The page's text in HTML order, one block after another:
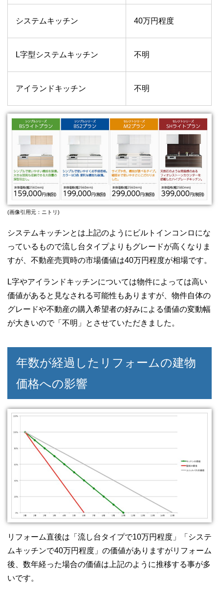
システムキッチン 40万円程度
L字型システムキッチン 不明
アイランドキッチン 不明
(画像引用元：ニトリ)
システムキッチンとは上記のようにビルトインコンロにな
っているもので流し台タイプよりもグレードが高くなりま
すが、不動産売買時の市場価値は40万円程度が相場です。
L字やアイランドキッチンについては物件によっては高い
価値があると見なされる可能性もありますが、物件自体の
グレードや不動産の購入希望者の好みによる価値の変動幅
が大きいので「不明」とさせていただきました。
年数が経過したリフォームの建物
価格への影響
リフォーム直後は「流し台タイプで10万円程度」「システ
ムキッチンで40万円程度」の価値がありますがリフォーム
後、数年経った場合の価値は上記のように推移する事が多
いです。